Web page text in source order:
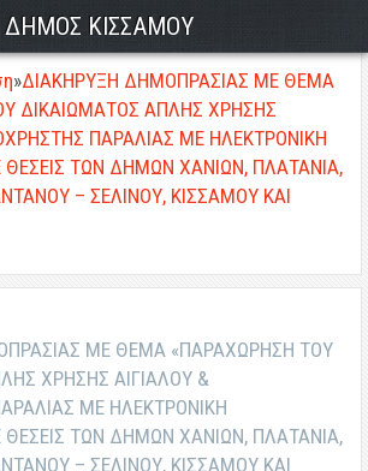
»ΔΙΑΚΗΡΥΞΗ ΔΗΜΟΠΡΑΣΙΑΣ ΜΕ ΘΕΜΑ
ΔΙΚΑΙΩΜΑΤΟΣ ΑΠΛΗΣ ΧΡΗΣΗΣ
ΠΑΡΑΛΙΑΣ ΜΕ ΗΛΕΚΤΡΟΝΙΚΗ
ΤΩΝ ΔΗΜΩΝ ΧΑΝΙΩΝ, ΠΛΑΤΑΝΙΑ,
– ΣΕΛΙΝΟΥ, ΚΙΣΣΑΜΟΥ ΚΑΙ
ΜΕ ΘΕΜΑ «ΠΑΡΑΧΩΡΗΣΗ ΤΟΥ
ΧΡΗΣΗΣ ΑΙΓΙΑΛΟΥ &
ΜΕ ΗΛΕΚΤΡΟΝΙΚΗ
ΤΩΝ ΔΗΜΩΝ ΧΑΝΙΩΝ, ΠΛΑΤΑΝΙΑ,
– ΣΕΛΙΝΟΥ, ΚΙΣΣΑΜΟΥ ΚΑΙ
ΔΗΜΟΣ ΚΙΣΣΑΜΟΥ